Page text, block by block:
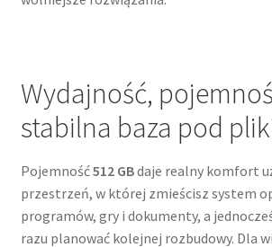
Wydajność,
stabilna baza pod
Pojemność512 GBdaje realny komfort
przestrzeń, w której zmieścisz system
programów, gry i dokumenty, a
razu planować kolejnej rozbudowy. Dla